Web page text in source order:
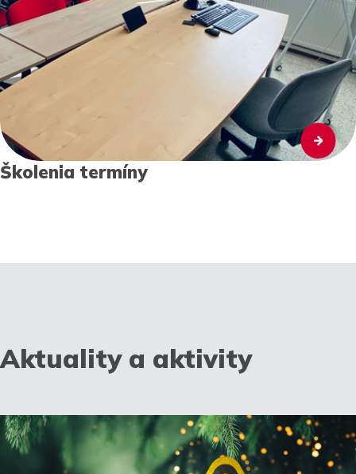
Školenia termíny
Aktuality a aktivity